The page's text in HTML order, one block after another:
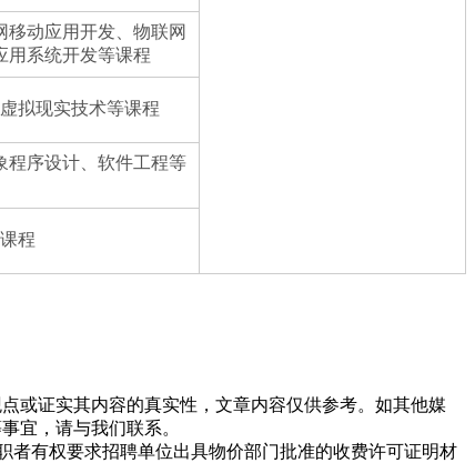
动应用开发、物联网
用系统开发等课程
拟现实技术等课程
程序设计、软件工程等
程
或证实其内容的真实性，文章内容仅供参考。如其他媒
宜，请与我们联系。
有权要求招聘单位出具物价部门批准的收费许可证明材